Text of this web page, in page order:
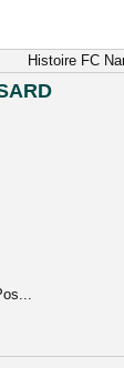
Histoire FC